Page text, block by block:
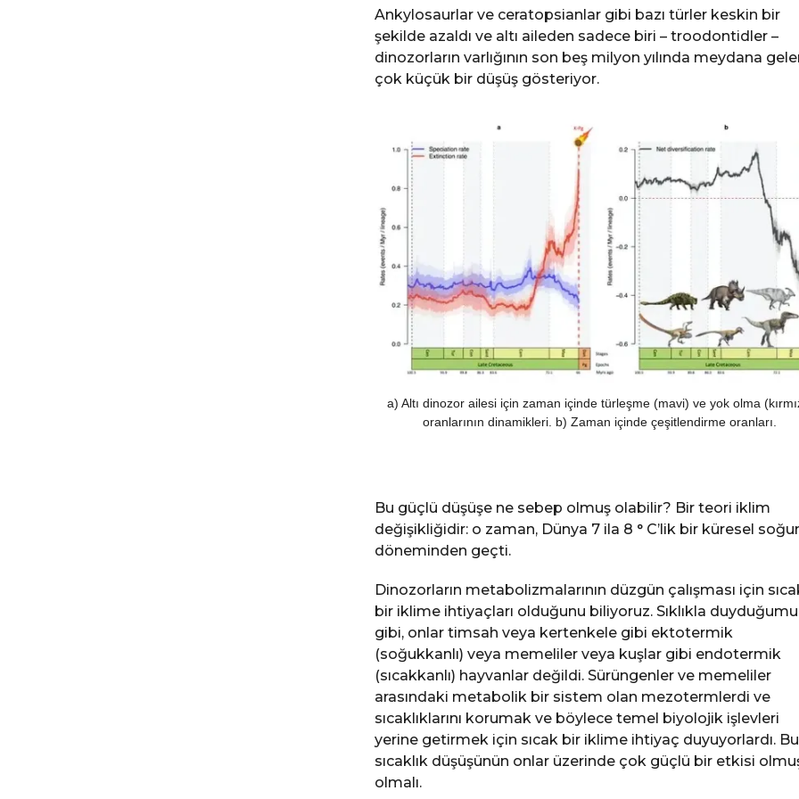
Ankylosaurlar ve ceratopsianlar gibi bazı türler keskin bir
şekilde azaldı ve altı aileden sadece biri – troodontidler –
dinozorların varlığının son beş milyon yılında meydana
çok küçük bir düşüş gösteriyor.
a) Altı dinozor ailesi için zaman içinde türleşme (mavi) ve yok olma
oranlarının dinamikleri. b) Zaman içinde çeşitlendirme oranları.
Bu güçlü düşüşe ne sebep olmuş olabilir? Bir teori iklim
değişikliğidir: o zaman, Dünya 7 ila 8 ° C’lik bir küresel
döneminden geçti.
Dinozorların metabolizmalarının düzgün çalışması için
bir iklime ihtiyaçları olduğunu biliyoruz. Sıklıkla
gibi, onlar timsah veya kertenkele gibi ektotermik
(soğukkanlı) veya memeliler veya kuşlar gibi endotermik
(sıcakkanlı) hayvanlar değildi. Sürüngenler ve memeliler
arasındaki metabolik bir sistem olan mezotermlerdi ve
sıcaklıklarını korumak ve böylece temel biyolojik işlevleri
yerine getirmek için sıcak bir iklime ihtiyaç duyuyorlardı. Bu
sıcaklık düşüşünün onlar üzerinde çok güçlü bir etkisi
olmalı.